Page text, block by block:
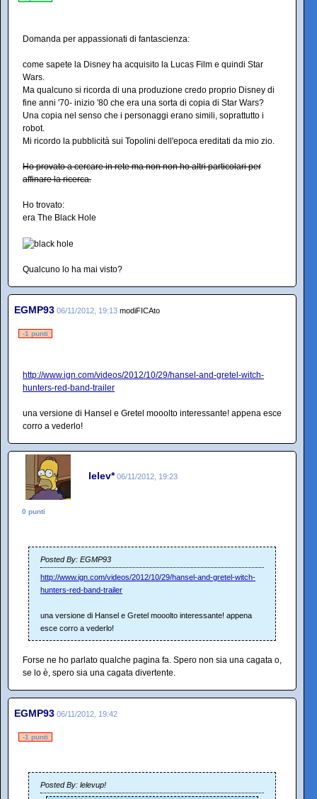
Domanda per appassionati di fantascienza:
come sapete la Disney ha acquisito la Lucas Film e quindi Star
Wars.
Ma qualcuno si ricorda di una produzione credo proprio Disney di
fine anni '70- inizio '80 che era una sorta di copia di Star Wars?
Una copia nel senso che i personaggi erano simili, soprattutto i
robot.
Mi ricordo la pubblicità sui Topolini dell'epoca ereditati da mio zio.
Ho provato a cercare in rete ma non non ho altri particolari per
affinare la ricerca.
Ho trovato:
era The Black Hole
Qualcuno lo ha mai visto?
EGMP93 06/11/2012, 19:13 modiFICAto
-1 punti
http://www.ign.com/videos/2012/10/29/hansel-and-gretel-witch-
hunters-red-band-trailer
una versione di Hansel e Gretel mooolto interessante! appena esce
corro a vederlo!
lelev* 06/11/2012, 19:23
0 punti
Posted By: EGMP93
http://www.ign.com/videos/2012/10/29/hansel-and-gretel-witch-
hunters-red-band-trailer
una versione di Hansel e Gretel mooolto interessante! appena
esce corro a vederlo!
Forse ne ho parlato qualche pagina fa. Spero non sia una cagata o,
se lo è, spero sia una cagata divertente.
EGMP93 06/11/2012, 19:42
-1 punti
Posted By: lelevup!